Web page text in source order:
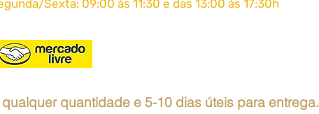
Sexta: 09:00 ás 11:30 e das 13:00 às 17:30h
qualquer quantidade e 5-10 dias úteis para entrega.